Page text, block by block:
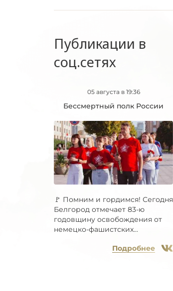
Публикации в
соц.сетях
05 августа в 19:36
Бессмертный полк России
🚩 Помним и гордимся! Сегодня
Белгород отмечает 83-ю
годовщину освобождения от
немецко-фашистских...
Подробнее